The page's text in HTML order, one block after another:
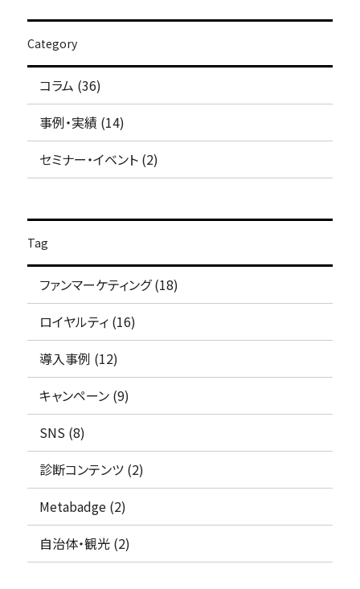
Category
コラム (36)
事例・実績 (14)
セミナー・イベント (2)
Tag
ファンマーケティング (18)
ロイヤルティ (16)
導入事例 (12)
キャンペーン (9)
SNS (8)
診断コンテンツ (2)
Metabadge (2)
自治体・観光 (2)